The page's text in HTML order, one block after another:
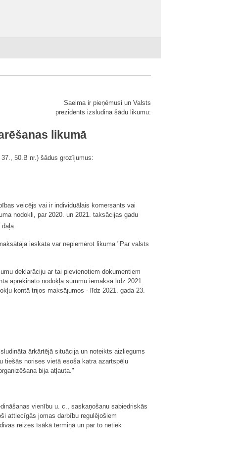
Saeima ir pieņēmusi un Valsts
prezidents izsludina šādu likumu:
likumā
50.B nr.) šādus grozījumus:
veicējs vai ir individuālais komersants vai
nodokli, par 2020. un 2021. taksācijas gadu
daļā.
ieskata var nepiemērot likuma "Par valsts
deklarāciju ar tai pievienotiem dokumentiem
aprēķināto nodokļa summu iemaksā līdz 2021.
kontā trijos maksājumos - līdz 2021. gada 23.
ārkārtējā situācija un noteikts aizliegums
tiešās norises vietā esoša katra azartspēļu
bija atļauta."
vienību u. c., saskaņošanu sabiedriskās
attiecīgās jomas darbību regulējošiem
reizes īsākā termiņā un par to netiek